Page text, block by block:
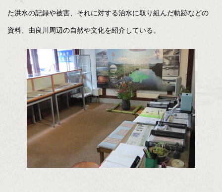
た洪水の記録や被害、それに対する治水に取り組んだ軌跡などの
資料、由良川周辺の自然や文化を紹介している。